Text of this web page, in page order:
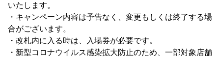
いたします。
・キャンペーン内容は予告なく、変更もしくは終了する場
合がございます。
・改札内に入る時は、入場券が必要です。
・新型コロナウイルス感染拡大防止のため、一部対象店舗